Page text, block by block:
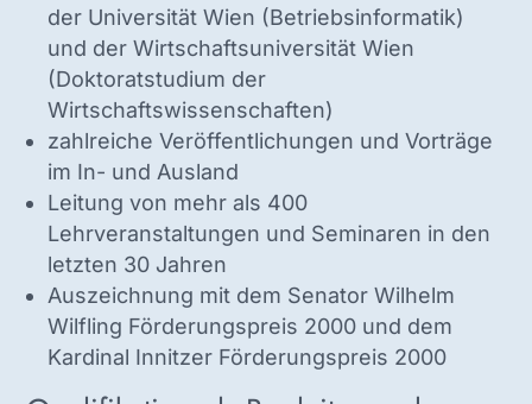
der Universität Wien (Betriebsinformatik)
und der Wirtschaftsuniversität Wien
(Doktoratstudium der
Wirtschaftswissenschaften)
zahlreiche Veröffentlichungen und Vorträge
im In- und Ausland
Leitung von mehr als 400
Lehrveranstaltungen und Seminaren in den
letzten 30 Jahren
Auszeichnung mit dem Senator Wilhelm
Wilfling Förderungspreis 2000 und dem
Kardinal Innitzer Förderungspreis 2000